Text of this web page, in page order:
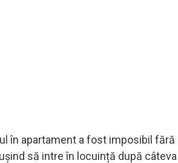
în apartament a fost imposibil
să intre în locuință după